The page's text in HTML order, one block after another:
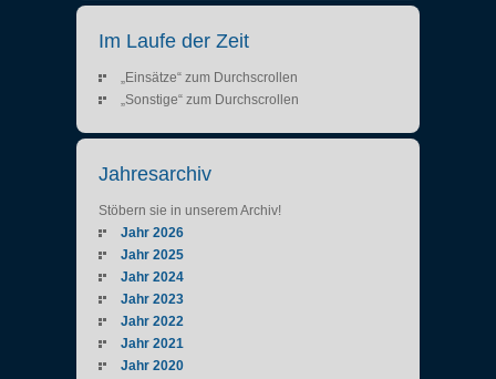
Im Laufe der Zeit
„Einsätze“ zum Durchscrollen
„Sonstige“ zum Durchscrollen
Jahresarchiv
Stöbern sie in unserem Archiv!
Jahr 2026
Jahr 2025
Jahr 2024
Jahr 2023
Jahr 2022
Jahr 2021
Jahr 2020